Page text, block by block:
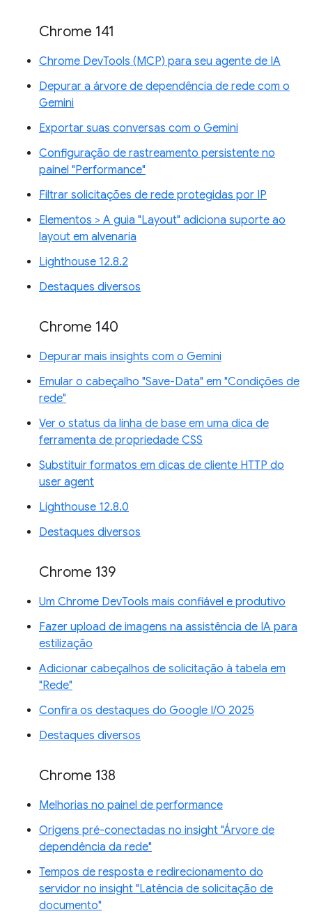
Chrome 141
Chrome DevTools (MCP) para seu agente de IA
Depurar a árvore de dependência de rede com o
Gemini
Exportar suas conversas com o Gemini
Configuração de rastreamento persistente no
painel "Performance"
Filtrar solicitações de rede protegidas por IP
Elementos > A guia "Layout" adiciona suporte ao
layout em alvenaria
Lighthouse 12.8.2
Destaques diversos
Chrome 140
Depurar mais insights com o Gemini
Emular o cabeçalho "Save-Data" em "Condições de
rede"
Ver o status da linha de base em uma dica de
ferramenta de propriedade CSS
Substituir formatos em dicas de cliente HTTP do
user agent
Lighthouse 12.8.0
Destaques diversos
Chrome 139
Um Chrome DevTools mais confiável e produtivo
Fazer upload de imagens na assistência de IA para
estilização
Adicionar cabeçalhos de solicitação à tabela em
"Rede"
Confira os destaques do Google I/O 2025
Destaques diversos
Chrome 138
Melhorias no painel de performance
Origens pré-conectadas no insight "Árvore de
dependência da rede"
Tempos de resposta e redirecionamento do
servidor no insight "Latência de solicitação de
documento"